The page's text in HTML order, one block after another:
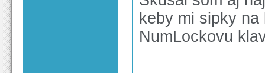
keby mi sipky
NumLockovu